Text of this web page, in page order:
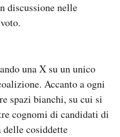
discussione nelle
una X su un unico
Accanto a ogni
spazi bianchi, su cui si
cognomi di candidati di
cosiddette